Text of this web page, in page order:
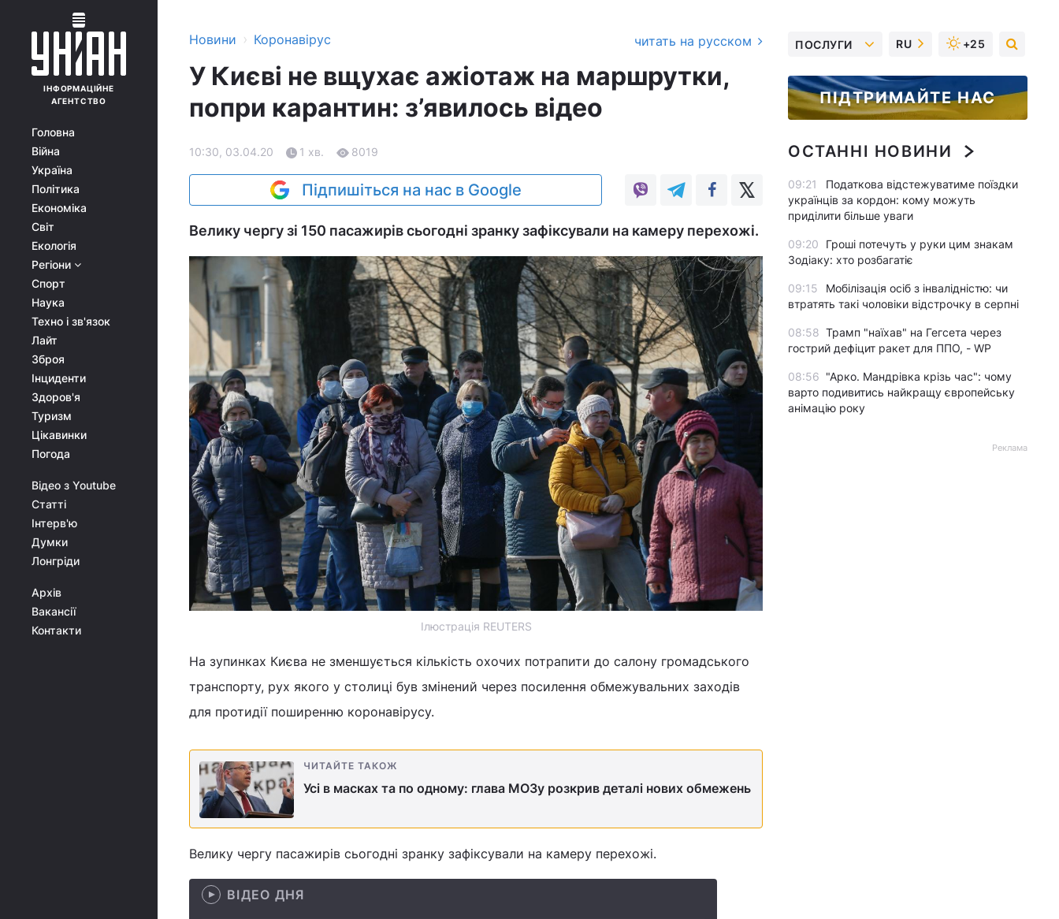
ІНФОРМАЦІЙНЕ
АГЕНТСТВО
Головна
Війна
Україна
Політика
Економіка
Світ
Екологія
Регіони
Спорт
Наука
Техно і зв'язок
Лайт
Зброя
Інциденти
Здоров'я
Туризм
Цікавинки
Погода
Відео з Youtube
Статті
Інтерв'ю
Думки
Лонгріди
Архів
Вакансії
Контакти
Новини › Коронавірус читать на русском
У Києві не вщухає ажіотаж на маршрутки,
попри карантин: з’явилось відео
10:30, 03.04.20 1 хв. 8019
Підпишіться на нас в Google
Велику чергу зі 150 пасажирів сьогодні зранку зафіксували на камеру перехожі.
Ілюстрація REUTERS
На зупинках Києва не зменшується кількість охочих потрапити до салону громадського
транспорту, рух якого у столиці був змінений через посилення обмежувальних заходів
для протидії поширенню коронавірусу.
ЧИТАЙТЕ ТАКОЖ
Усі в масках та по одному: глава МОЗу розкрив деталі нових обмежень
Велику чергу пасажирів сьогодні зранку зафіксували на камеру перехожі.
ВІДЕО ДНЯ
ПОСЛУГИ RU +25
ПІДТРИМАЙТЕ НАС
ОСТАННІ НОВИНИ
09:21
Податкова відстежуватиме поїздки
українців за кордон: кому можуть
приділити більше уваги
09:20
Гроші потечуть у руки цим знакам
Зодіаку: хто розбагатіє
09:15
Мобілізація осіб з інвалідністю: чи
втратять такі чоловіки відстрочку в серпні
08:58 Трамп "наїхав" на Гегсета через
гострий дефіцит ракет для ППО, - WP
08:56 "Арко. Мандрівка крізь час": чому
варто подивитись найкращу європейську
анімацію року
Реклама